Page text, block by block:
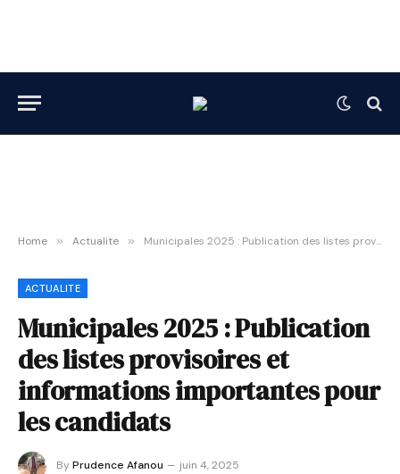
Home » Actualite » Municipales 2025 : Publication des listes provisoires et informations importantes pour les candidats
ACTUALITE
Municipales 2025 : Publication
des listes provisoires et
informations importantes pour
les candidats
ByPrudence Afanou
juin 4, 2025